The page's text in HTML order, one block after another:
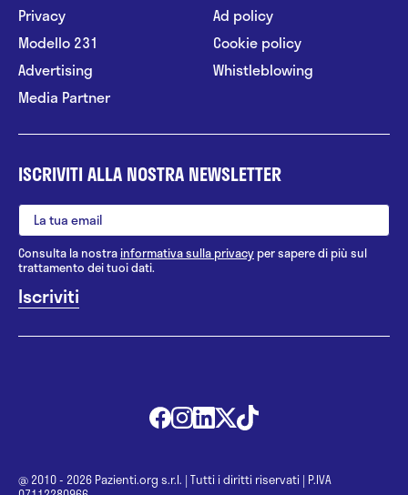
Privacy
Modello 231
Advertising
Media Partner
Ad policy
Cookie policy
Whistleblowing
ISCRIVITI ALLA NOSTRA NEWSLETTER
Consulta la nostrainformativa sulla privacy per sapere di più sul
trattamento dei tuoi dati.
@ 2010 - 2026 Pazienti.org s.r.l. | Tutti i diritti riservati | P.IVA